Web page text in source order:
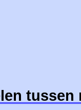
tussen